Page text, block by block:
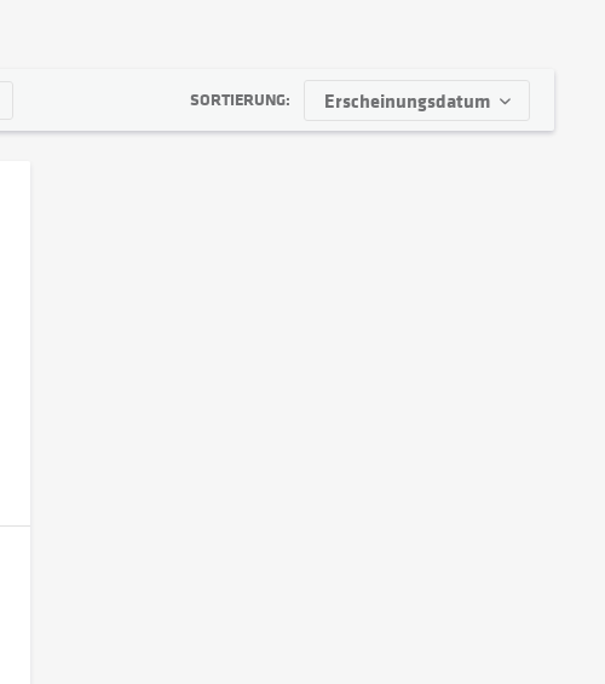
SORTIERUNG: